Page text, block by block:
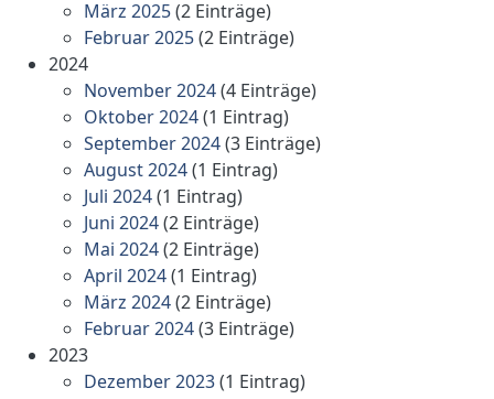
März 2025(2 Einträge)
Februar 2025(2 Einträge)
2024
November 2024(4 Einträge)
Oktober 2024(1 Eintrag)
September 2024(3 Einträge)
August 2024(1 Eintrag)
Juli 2024(1 Eintrag)
Juni 2024(2 Einträge)
Mai 2024(2 Einträge)
April 2024(1 Eintrag)
März 2024(2 Einträge)
Februar 2024(3 Einträge)
2023
Dezember 2023(1 Eintrag)